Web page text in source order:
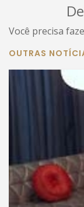
Você precisa
OUTRAS